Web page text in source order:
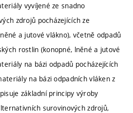
vyvíjené ze snadno
zdrojů pocházejících ze
a jutové vlákno), včetně odpadů
rostlin (konopné, lněné a jutové
na bázi odpadů pocházejících
na bázi odpadních vláken z
základní principy výroby
surovinových zdrojů,